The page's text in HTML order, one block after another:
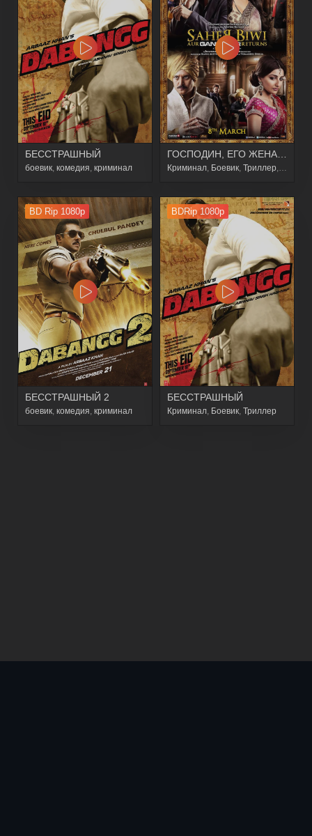
БЕССТРАШНЫЙ
боевик комедия криминал Криминал Боевик Триллер
BD Rip 1080p
БЕССТРАШНЫЙ 2
боевик, комедия, криминал
BDRip 1080p
БЕССТРАШНЫЙ
Криминал, Боевик, Триллер